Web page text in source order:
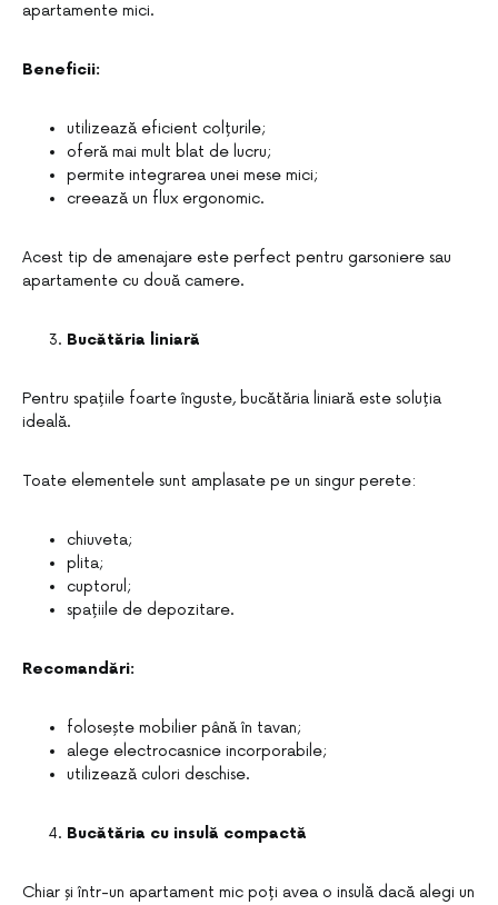
apartamente mici.
Beneficii:
utilizează eficient colțurile;
oferă mai mult blat de lucru;
permite integrarea unei mese mici;
creează un flux ergonomic.
Acest tip de amenajare este perfect pentru garsoniere sau
apartamente cu două camere.
Bucătăria liniară
Pentru spațiile foarte înguste, bucătăria liniară este soluția
ideală.
Toate elementele sunt amplasate pe un singur perete:
chiuveta;
plita;
cuptorul;
spațiile de depozitare.
Recomandări:
folosește mobilier până în tavan;
alege electrocasnice incorporabile;
utilizează culori deschise.
Bucătăria cu insulă compactă
Chiar și într-un apartament mic poți avea o insulă dacă alegi un